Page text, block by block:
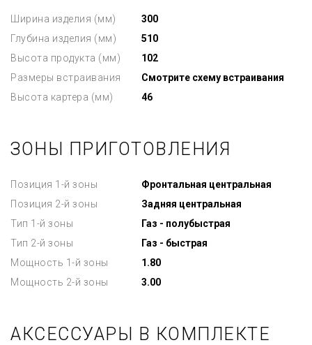
Ширина изделия (мм)
300
Глубина изделия (мм)
510
Высота продукта (мм)
102
Размеры встраивания
Смотрите схему встраивания
Высота картера (мм)
46
ЗОНЫ ПРИГОТОВЛЕНИЯ
Позиция 1-й зоны
Фронтальная центральная
Позиция 2-й зоны
Задняя центральная
Тип 1-й зоны
Газ - полубыстрая
Тип 2-й зоны
Газ - быстрая
Мощность 1-й зоны
1.80
Мощность 2-й зоны
3.00
АКСЕССУАРЫ В КОМПЛЕКТЕ